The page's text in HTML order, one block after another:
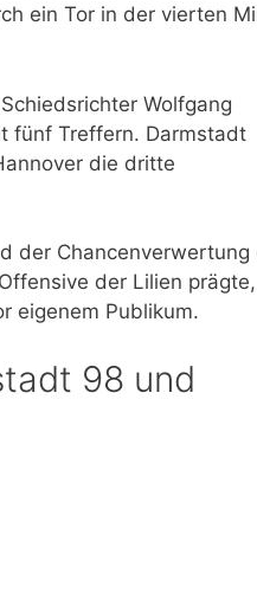
ein Tor in der vierten
Wolfgang
fünf Treffern. Darmstadt
die dritte
der Chancenverwertung
der Lilien
eigenem Publikum.
98 und